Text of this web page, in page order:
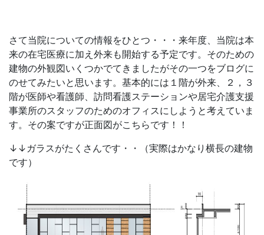
さて当院についての情報をひとつ・・・来年度、当院は本
来の在宅医療に加え外来も開始する予定です。そのための
建物の外観図いくつかでてきましたがその一つをブログに
のせてみたいと思います。基本的には１階が外来、２，３
階が医師や看護師、訪問看護ステーションや居宅介護支援
事業所のスタッフのためのオフィスにしようと考えていま
す。その案ですが正面図がこちらです！！
↓↓ガラスがたくさんです・・（実際はかなり横長の建物
です）